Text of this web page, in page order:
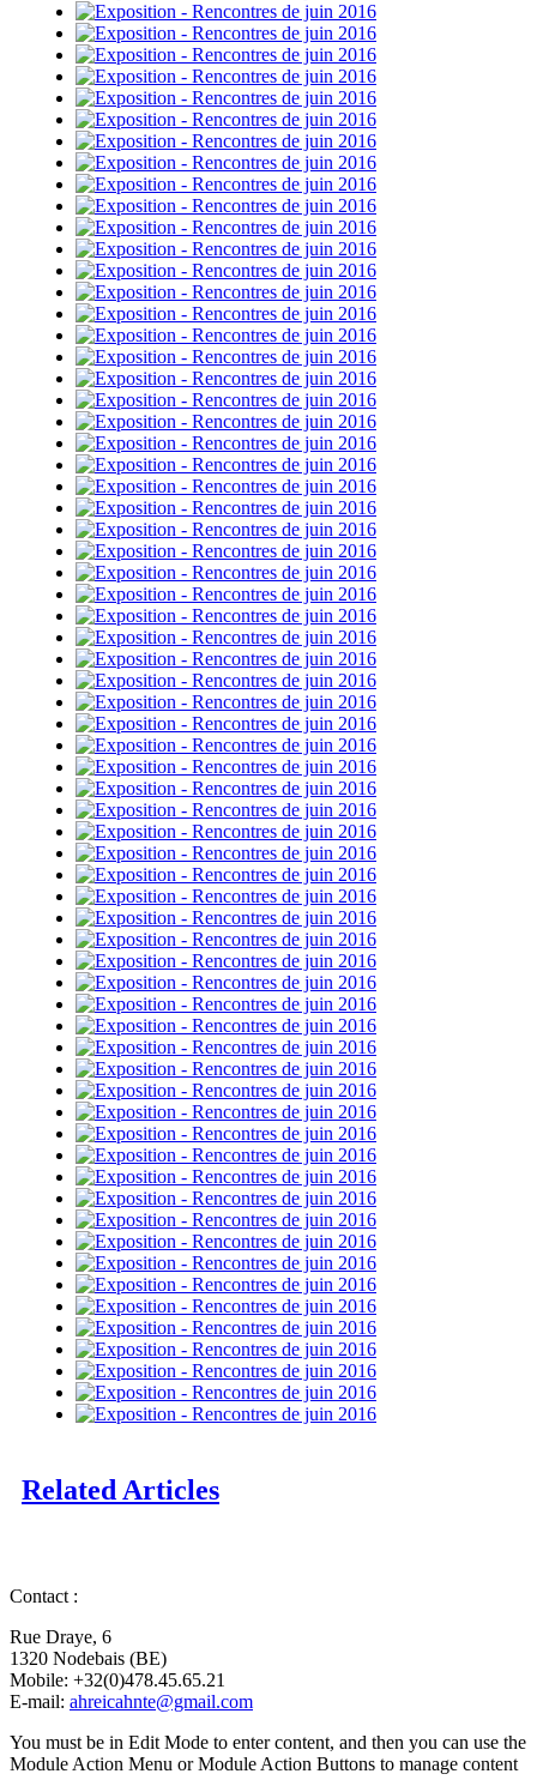
Related Articles
Contact :
Rue Draye, 6
1320 Nodebais (BE)
Mobile: +32(0)478.45.65.21
E-mail: ahreicahnte@gmail.com
You must be in Edit Mode to enter content, and then you can use the
Module Action Menu or Module Action Buttons to manage content